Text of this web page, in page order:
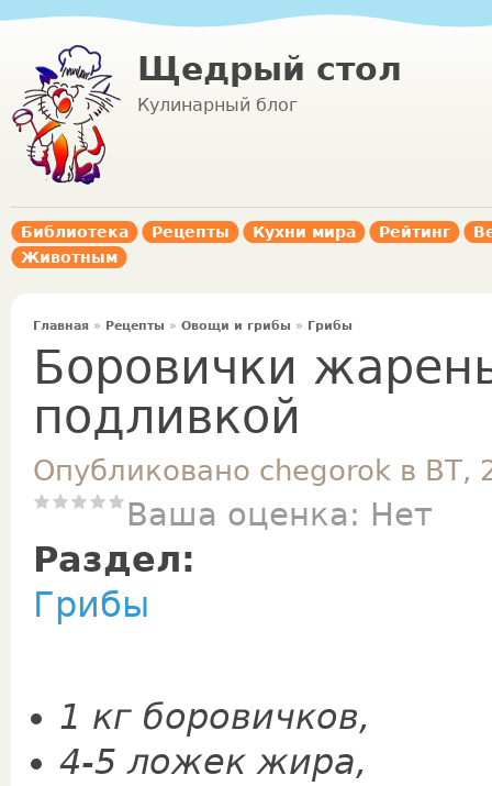
Щедрый стол
Кулинарный блог
Библиотека Рецепты Кухни мира Рейтинг
Животным
Главная » Рецепты » Овощи и грибы » Грибы
Боровички
подливкой
Опубликовано chegorok в ВТ,
Ваша оценка: Нет
Раздел:
Грибы
1 кг боровичков,
4-5 ложек жира,